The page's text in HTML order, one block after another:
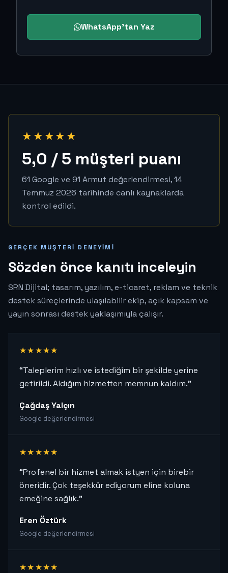
WhatsApp'tan Yaz
★★★★★
5,0 / 5 müşteri puanı
61 Google ve 91 Armut değerlendirmesi, 14
Temmuz 2026 tarihinde canlı kaynaklarda
kontrol edildi.
GERÇEK MÜŞTERI DENEYIMI
Sözden önce kanıtı inceleyin
SRN Dijital; tasarım, yazılım, e-ticaret, reklam ve teknik
destek süreçlerinde ulaşılabilir ekip, açık kapsam ve
yayın sonrası destek yaklaşımıyla çalışır.
★★★★★
“Taleplerim hızlı ve istediğim bir şekilde yerine
getirildi. Aldığım hizmetten memnun kaldım.”
Çağdaş Yalçın
Google değerlendirmesi
★★★★★
“Profenel bir hizmet almak istyen için birebir
öneridir. Çok teşekkür ediyorum eline koluna
emeğine sağlık.”
Eren Öztürk
Google değerlendirmesi
★★★★★